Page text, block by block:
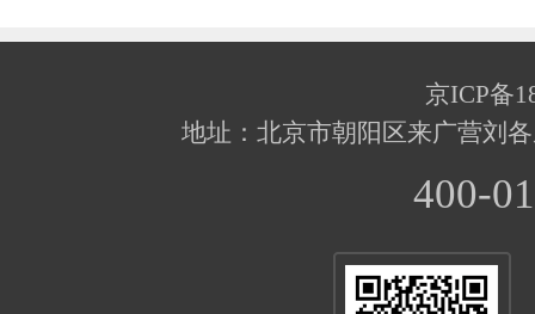
京ICP备
地址：北京市朝阳区来广营刘
400-